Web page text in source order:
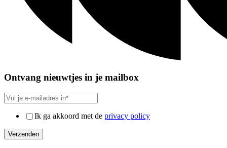
Ontvang nieuwtjes in je mailbox
Ik ga akkoord met de privacy policy